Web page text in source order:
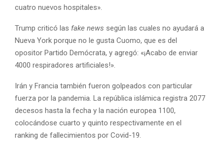
cuatro nuevos hospitales».
Trump criticó las fake news según las cuales no ayudará a
Nueva York porque no le gusta Cuomo, que es del
opositor Partido Demócrata, y agregó: «¡Acabo de enviar
4000 respiradores artificiales!».
Irán y Francia también fueron golpeados con particular
fuerza por la pandemia. La república islámica registra 2077
decesos hasta la fecha y la nación europea 1100,
colocándose cuarto y quinto respectivamente en el
ranking de fallecimientos por Covid-19.